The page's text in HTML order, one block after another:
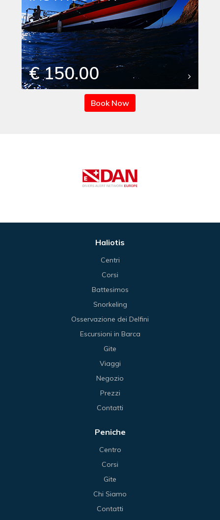
€ 150.00
Book Now
Haliotis
Centri
Corsi
Battesimos
Snorkeling
Osservazione dei Delfini
Escursioni in Barca
Gite
Viaggi
Negozio
Prezzi
Contatti
Peniche
Centro
Corsi
Gite
Chi Siamo
Contatti